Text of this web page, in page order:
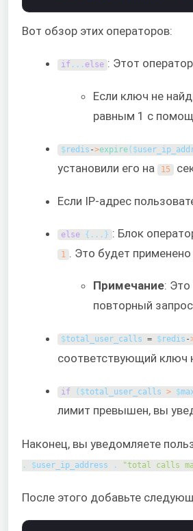
Вот обзор этих операторов:
if . . . else : Этот
Если ключ не
равным 1 с
$redis ->expire( $
установили его на
15
Если IP-адрес
else { . . . } : Блок
1 . Это будет
Примечание: Это
повторный
$total_user_calls = $redis -
соответствующий ключ
if ( $total_user_calls > $
лимит превышен, вы
Наконец, вы уведомляете
. $user_ip_address . "total calls
После этого добавьте